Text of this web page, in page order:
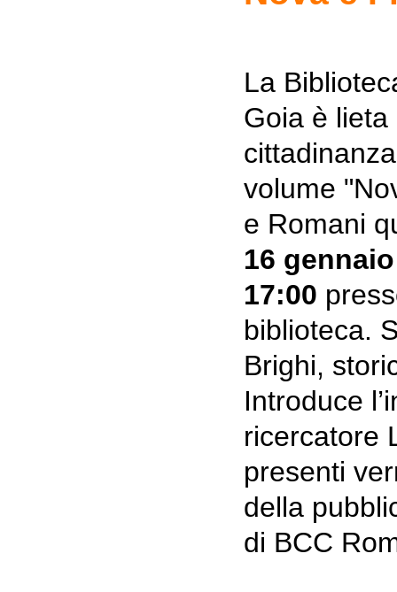
La
Goia è
volume
e Romani
16
17:00
biblioteca.
Brighi,
Introduce
ricercatore
presenti
della
di BCC